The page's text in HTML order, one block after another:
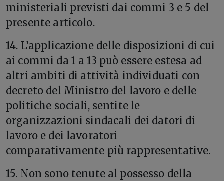
ministeriali previsti dai commi 3 e 5 del
presente articolo.
14. L’applicazione delle disposizioni di cui
ai commi da 1 a 13 può essere estesa ad
altri ambiti di attività individuati con
decreto del Ministro del lavoro e delle
politiche sociali, sentite le
organizzazioni sindacali dei datori di
lavoro e dei lavoratori
comparativamente più rappresentative.
15. Non sono tenute al possesso della